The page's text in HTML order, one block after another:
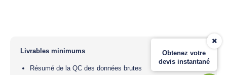
Obtenez votre
devis instantané
Livrables minimums
Résumé de la QC des données brutes